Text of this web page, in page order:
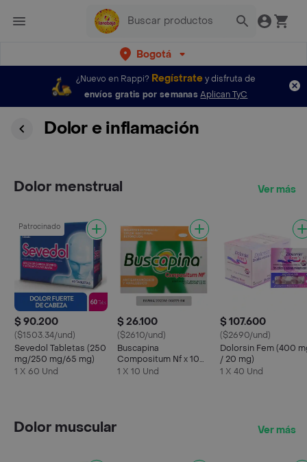
Bogotá
¿Nuevo en Rappi? Regístratey disfruta de
envíos gratis por semanas Aplican TyC
Dolor e inflamación
Dolor menstrual Ver más
Patrocinado
$ 90.200
($1503.34/und)
Sevedol Tabletas (250
mg/250 mg/65 mg)
1 X 60 Und
$ 26.100
($2610/und)
Buscapina
Compositum Nf x 10
Tabletas
1 X 10 Und
$ 107.600
($2690/und)
Dolorsin Fem (400
/ 20 mg)
1 X 40 Und
Dolor muscular Ver más